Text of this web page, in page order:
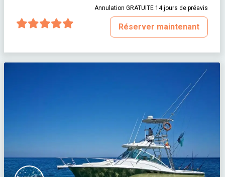
Annulation GRATUITE 14 jours de préavis
Réserver maintenant